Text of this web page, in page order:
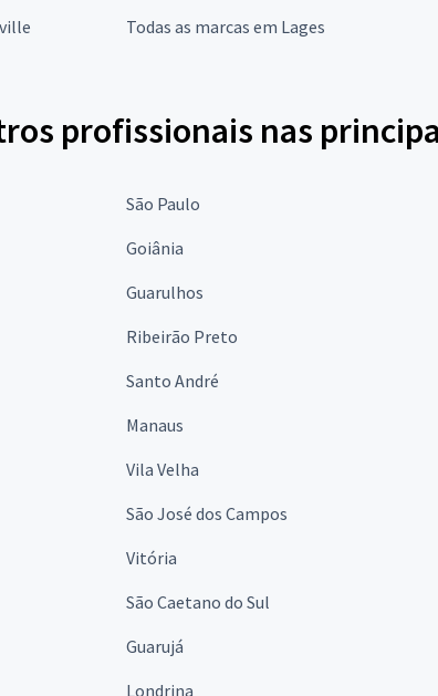
Todas as marcas em Lages
profissionais nas
São Paulo
Goiânia
Guarulhos
Ribeirão Preto
Santo André
Manaus
Vila Velha
São José dos Campos
Vitória
São Caetano do Sul
Guarujá
Londrina